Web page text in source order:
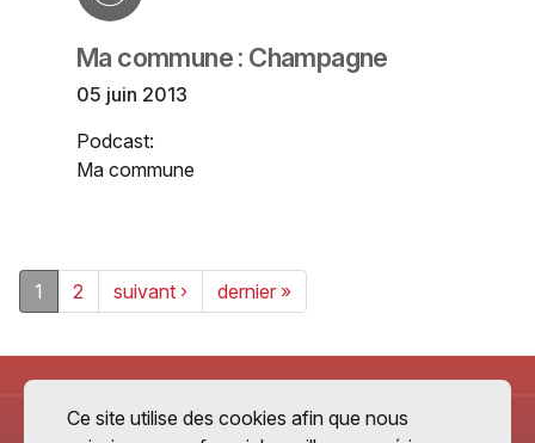
Ma commune : Champagne
05 juin 2013
Podcast:
Ma commune
1 2 suivant › dernier »
Ce site utilise des cookies afin que nous